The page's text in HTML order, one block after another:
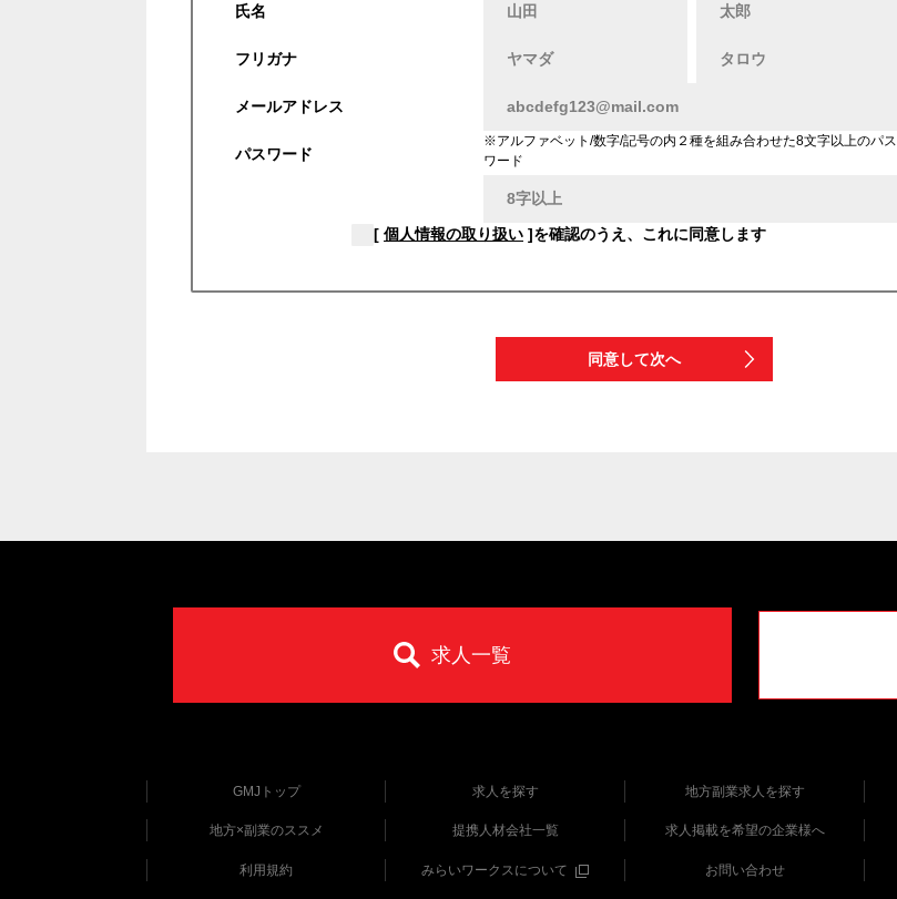
氏名
フリガナ
メールアドレス
パスワード
※アルファベット/数字/記号の内２種を組み合わせた8文字以上のパス
ワード
[ 個人情報の取り扱い ]を確認のうえ、これに同意します
同意して次へ
求人一覧
GMJトップ 求人を探す 地方副業求人を探す
地方×副業のススメ 提携人材会社一覧 求人掲載を希望の企業様へ
利用規約 みらいワークスについて お問い合わせ